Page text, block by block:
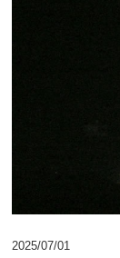
2025/07/01